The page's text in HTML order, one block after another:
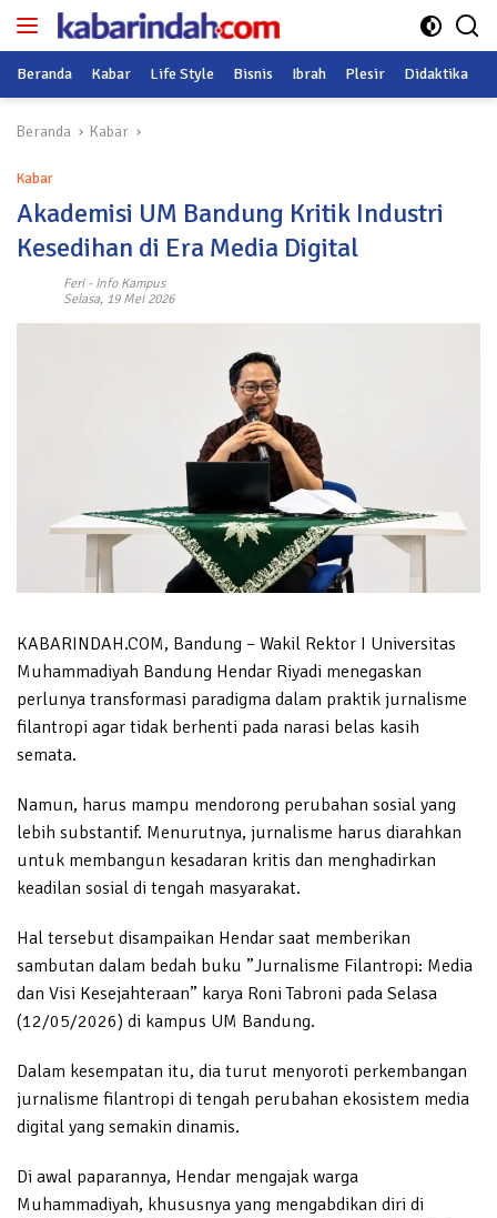
Langsung
Beranda Kabar Life Style Bisnis Ibrah Plesir Didaktika
Beranda Kabar
Kabar
Akademisi UM Bandung Kritik Industri
Kesedihan di Era Media Digital
Feri- Info Kampus
Selasa, 19 Mei 2026
KABARINDAH.COM, Bandung – Wakil Rektor I Universitas
Muhammadiyah Bandung Hendar Riyadi menegaskan
perlunya transformasi paradigma dalam praktik jurnalisme
filantropi agar tidak berhenti pada narasi belas kasih
semata.
Namun, harus mampu mendorong perubahan sosial yang
lebih substantif. Menurutnya, jurnalisme harus diarahkan
untuk membangun kesadaran kritis dan menghadirkan
keadilan sosial di tengah masyarakat.
Hal tersebut disampaikan Hendar saat memberikan
sambutan dalam bedah buku ”Jurnalisme Filantropi: Media
dan Visi Kesejahteraan” karya Roni Tabroni pada Selasa
(12/05/2026) di kampus UM Bandung.
Dalam kesempatan itu, dia turut menyoroti perkembangan
jurnalisme filantropi di tengah perubahan ekosistem media
digital yang semakin dinamis.
Di awal paparannya, Hendar mengajak warga
Muhammadiyah, khususnya yang mengabdikan diri di